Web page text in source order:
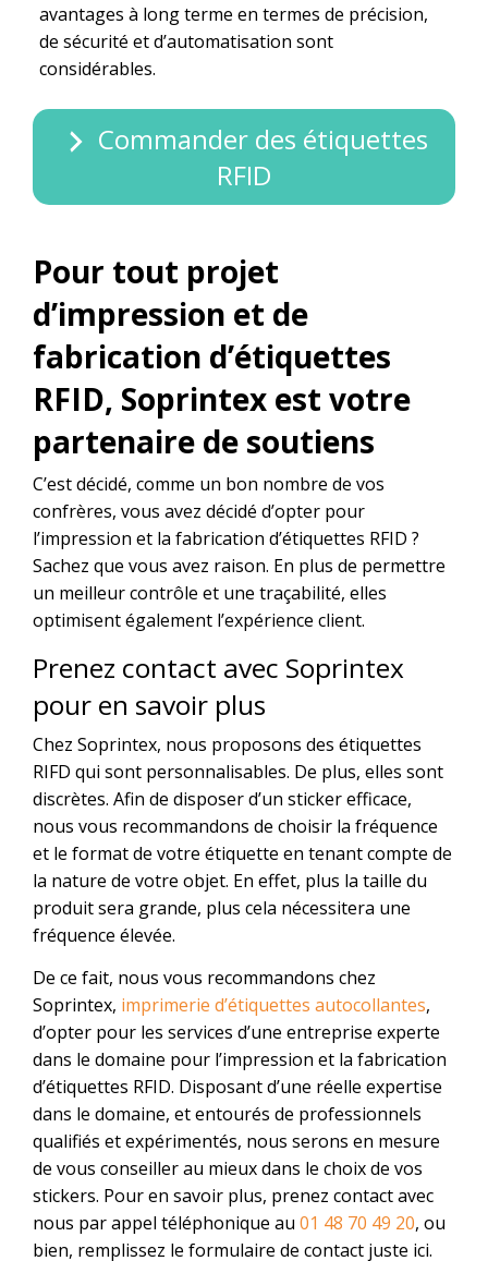
avantages à long terme en termes de précision,
de sécurité et d’automatisation sont
considérables.
Commander des étiquettes
RFID
Pour tout projet
d’impression et de
fabrication d’étiquettes
RFID, Soprintex est votre
partenaire de soutiens
C’est décidé, comme un bon nombre de vos
confrères, vous avez décidé d’opter pour
l’impression et la fabrication d’étiquettes RFID ?
Sachez que vous avez raison. En plus de permettre
un meilleur contrôle et une traçabilité, elles
optimisent également l’expérience client.
Prenez contact avec Soprintex
pour en savoir plus
Chez Soprintex, nous proposons des étiquettes
RIFD qui sont personnalisables. De plus, elles sont
discrètes. Afin de disposer d’un sticker efficace,
nous vous recommandons de choisir la fréquence
et le format de votre étiquette en tenant compte de
la nature de votre objet. En effet, plus la taille du
produit sera grande, plus cela nécessitera une
fréquence élevée.
De ce fait, nous vous recommandons chez
Soprintex, imprimerie d’étiquettes autocollantes,
d’opter pour les services d’une entreprise experte
dans le domaine pour l’impression et la fabrication
d’étiquettes RFID. Disposant d’une réelle expertise
dans le domaine, et entourés de professionnels
qualifiés et expérimentés, nous serons en mesure
de vous conseiller au mieux dans le choix de vos
stickers. Pour en savoir plus, prenez contact avec
nous par appel téléphonique au 01 48 70 49 20, ou
bien, remplissez le formulaire de contact juste ici.